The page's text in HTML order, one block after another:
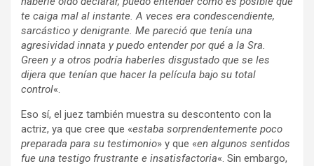
te caiga mal al instante. A veces era condescendiente,
sarcástico y denigrante. Me pareció que tenía una
agresividad innata y puedo entender por qué a la Sra.
Green y a otros podría haberles disgustado que se les
dijera que tenían que hacer la película bajo su total
control«.
Eso sí, el juez también muestra su descontento con la
actriz, ya que cree que «estaba sorprendentemente poco
preparada para su testimonio» y que «en algunos sentidos
fue una testigo frustrante e insatisfactoria«. Sin embargo,